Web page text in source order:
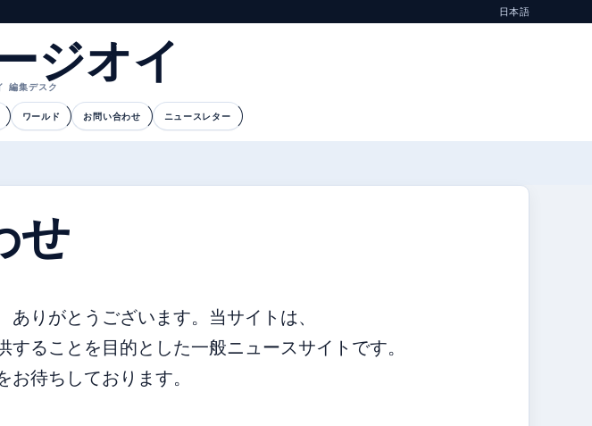
日本語
ジオイ
編集デスク
ワールド お問い合わせ ニュースレター
せ
りがとうございます。当サイトは、
ることを目的とした一般ニュースサイトです。
待ちしております。